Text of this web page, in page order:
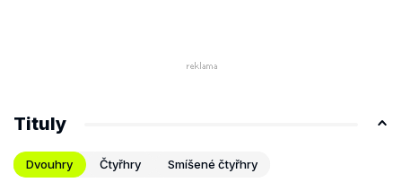
Tituly
Dvouhry Čtyřhry Smíšené čtyřhry